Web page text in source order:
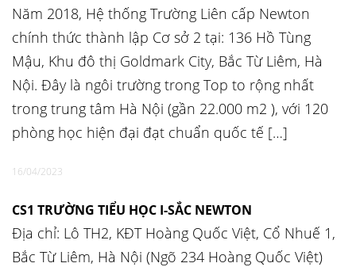
Năm 2018, Hệ thống Trường Liên cấp Newton
chính thức thành lập Cơ sở 2 tại: 136 Hồ Tùng
Mậu, Khu đô thị Goldmark City, Bắc Từ Liêm, Hà
Nội. Đây là ngôi trường trong Top to rộng nhất
trong trung tâm Hà Nội (gần 22.000 m2 ), với 120
phòng học hiện đại đạt chuẩn quốc tế […]
16/04/2023
CS1 TRƯỜNG TIỂU HỌC I-SẮC NEWTON
Địa chỉ: Lô TH2, KĐT Hoàng Quốc Việt, Cổ Nhuế 1,
Bắc Từ Liêm, Hà Nội (Ngõ 234 Hoàng Quốc Việt)